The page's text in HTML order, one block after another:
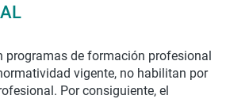
programas de formación profesional
vigente, no habilitan por
Por consiguiente, el